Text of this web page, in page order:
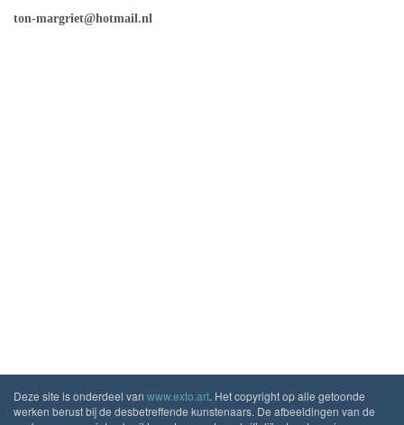
ton-margriet@hotmail.nl
Deze site is onderdeel van www.exto.art. Het copyright op alle getoonde
werken berust bij de desbetreffende kunstenaars. De afbeeldingen van de